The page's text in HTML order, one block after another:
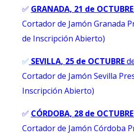
✅ GRANADA, 21 de
Cortador de Jamón Granada
de Inscripción Abierto)
✅ SEVILLA, 25 de OCTUBRE
Cortador de Jamón Sevilla
Inscripción Abierto)
✅ CÓRDOBA, 28 de OCTUBRE
Cortador de Jamón Córdoba